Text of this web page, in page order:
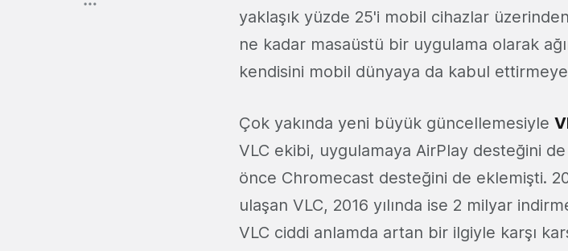
yaklaşık yüzde 25'i mobil cihazlar
ne kadar masaüstü bir uygulama olarak
kendisini mobil dünyaya da kabul ettirmeye
Çok yakında yeni büyük güncellemesiyle
VLC ekibi, uygulamaya AirPlay desteğini
önce Chromecast desteğini de eklemişti.
ulaşan VLC, 2016 yılında ise 2 milyar
VLC ciddi anlamda artan bir ilgiyle karşı